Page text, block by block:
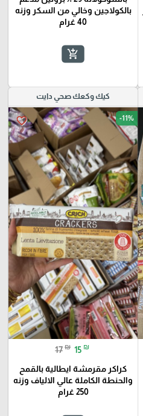
🎓
بالكولاجين وخالي من السكر وزنه
40 غرام
add_shopping_cart
كيك وكعك صحي دايت
favorite_border -11%
17 ₪ 15 ₪
كراكر مقرمشة ايطالية بالقمح
والحنطة الكاملة عالي الالياف وزنه
250 غرام